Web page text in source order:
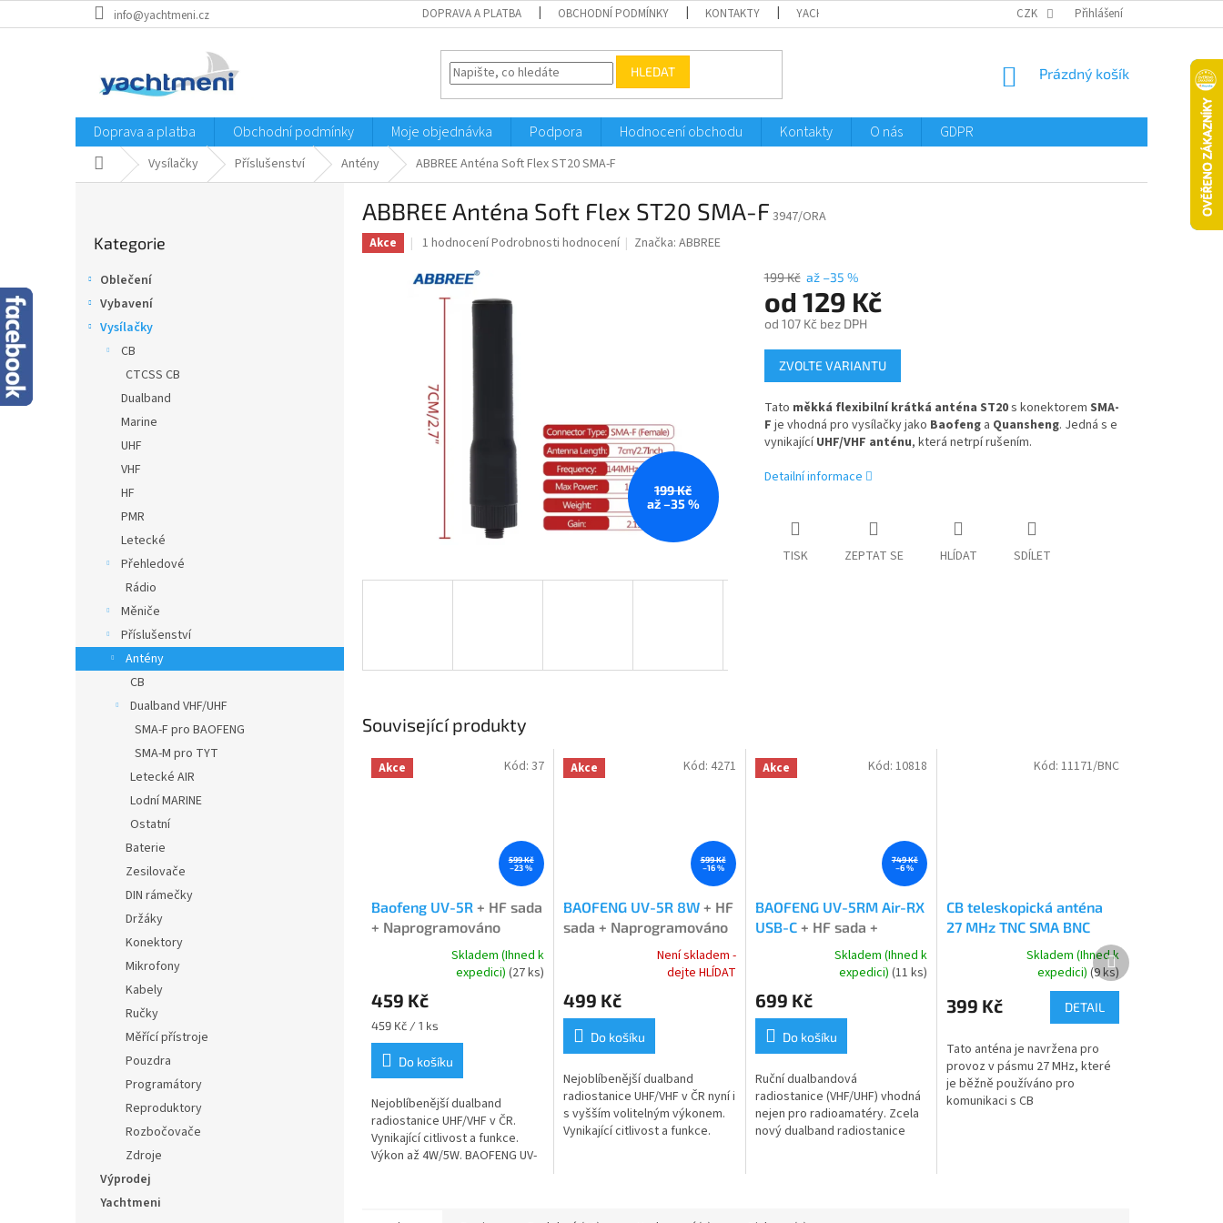
na
info@yachtmeni.cz DOPRAVA A PLATBA OBCHODNÍ PODMÍNKY KONTAKTY YACHTMENI CZK Přihlášení
HLEDAT
NÁKUPNÍ
Prázdný košík
Doprava a platba Obchodní podmínky Moje objednávka Podpora Hodnocení obchodu Kontakty O nás GDPR
Domů Vysílačky Příslušenství Antény ABBREE Anténa Soft Flex ST20 SMA-F
kategorie
Kategorie
Oblečení
Vybavení
Vysílačky
CB
CTCSS CB
Dualband
Marine
UHF
VHF
HF
PMR
Letecké
Přehledové
Rádio
Měniče
Příslušenství
Antény
CB
Dualband VHF/UHF
SMA-F pro BAOFENG
SMA-M pro TYT
Letecké AIR
Lodní MARINE
Ostatní
Baterie
Zesilovače
DIN rámečky
Držáky
Konektory
Mikrofony
Kabely
Ručky
Měřící přístroje
Pouzdra
Programátory
Reproduktory
Rozbočovače
Zdroje
Výprodej
Yachtmeni
ABBREE Anténa Soft Flex ST20 SMA-F 3947/ORA
Akce
Průměrné
produktu
1 hodnoceníPodrobnosti hodnocení Značka:ABBREE
199 Kč
až –35 %
199 Kč až –35 %
od 129 Kč
od 107 Kčbez DPH
Měrná
cena:
ZVOLTE VARIANTU
Tato měkká flexibilní krátká anténa ST20s konektorem SMA-
F je vhodná pro vysílačky jako Baofeng a Quansheng. Jedná s e
vynikajícíUHF/VHF anténu, která netrpí rušením.
Detailní informace
TISK ZEPTAT SE HLÍDAT SDÍLET
Související produkty
Akce
599 Kč
–23 %
Baofeng UV-5R + HF sada
+ Naprogramováno
produktu
je
4,7
Skladem (Ihned k
expedici) (27 ks)
459 Kč
Měrná
cena:
459 Kč / 1 ks
Do košíku
Nejoblíbenější dualband
radiostanice UHF/VHF v ČR.
Vynikající citlivost a funkce.
Výkon až 4W/5W. BAOFENG UV-
Kód: 37 Akce
599 Kč
–16 %
BAOFENG UV-5R 8W + HF
sada + Naprogramováno
produktu
je
5,0
z
hvězdiček.
Není skladem -
dejte HLÍDAT
499 Kč
Do košíku
Nejoblíbenější dualband
radiostanice UHF/VHF v ČR nyní i
s vyšším volitelným výkonem.
Vynikající citlivost a funkce.
Kód: 4271 Akce
749 Kč
–6 %
BAOFENG UV-5RM Air-RX
USB-C + HF sada +
Naprogramováno
produktu
je
4,8
z
hvězdiček.
Skladem (Ihned k
expedici)(11 ks)
699 Kč
Do košíku
Ruční dualbandová
radiostanice (VHF/UHF) vhodná
nejen pro radioamatéry. Zcela
nový dualband radiostanice
Kód:10818
CB teleskopická anténa
27 MHz TNC SMA BNC
produktu
je
z
5
hvězdiček.
Skladem (Ihned k
expedici)(9 ks)
399 Kč DETAIL
Tato anténa je navržena pro
provoz v pásmu 27 MHz, které
je běžně používáno pro
komunikaci s CB
Kód: 11171/BNC
Další
produkt